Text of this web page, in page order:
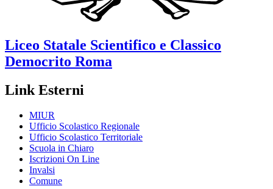
Liceo Statale Scientifico e Classico
Democrito Roma
Link Esterni
MIUR
Ufficio Scolastico Regionale
Ufficio Scolastico Territoriale
Scuola in Chiaro
Iscrizioni On Line
Invalsi
Comune